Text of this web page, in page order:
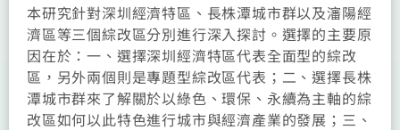
本研究針對深圳經濟特區、長株潭城市群以及瀋陽經
濟區等三個綜改區分別進行深入探討。選擇的主要原
因在於：一、選擇深圳經濟特區代表全面型的綜改
區，另外兩個則是專題型綜改區代表；二、選擇長株
潭城市群來了解關於以綠色、環保、永續為主軸的綜
改區如何以此特色進行城市與經濟產業的發展；三、